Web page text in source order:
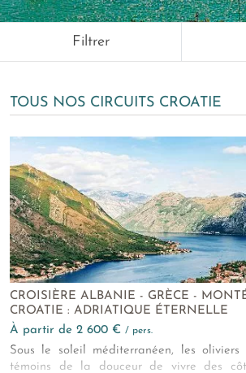
Filtrer
TOUS NOS CIRCUITS CROATIE
CROISIÈRE ALBANIE - GRÈCE -
CROATIE : ADRIATIQUE ÉTERNELLE
à partir de 2 600 € / pers.
Sous le soleil méditerranéen, les oliviers
témoins de la douceur de vivre des